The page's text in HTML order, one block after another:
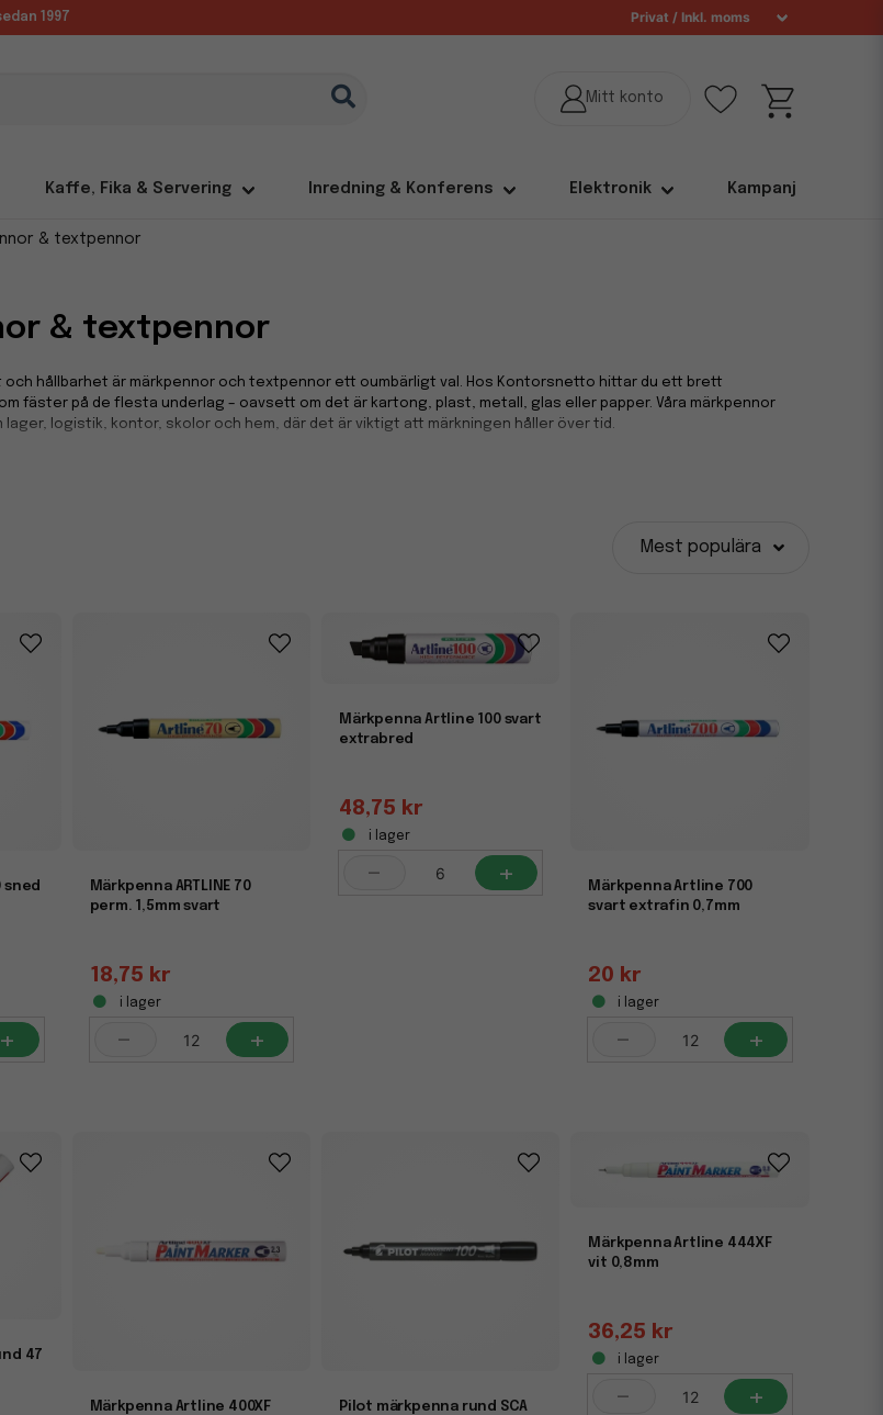
1997
Kaffe, Fika & Servering Inredning & Konferens Elektronik Kampanj
& textpennor
& textpennor
och hållbarhet är märkpennor och textpennor ett oumbärligt val. Hos Kontorsnetto hittar du ett brett
fäster på de flesta underlag – oavsett om det är kartong, plast, metall, glas eller papper. Våra märkpennor
lager, logistik, kontor, skolor och hem, där det är viktigt att märkningen håller över tid.
på olika ytor
som levererar hög kvalitet och lång hållbarhet.
spets är perfekta för märkning på etiketter, mappar och kontorsmaterial.
ofta där precision är viktig. Våra textpennor passar även utmärkt till skolbruk, kontorsanvändning och
Mest populära
sned
+
Märkpenna ARTLINE 70
perm. 1,5mm svart
18,75 kr
i lager
- +
Märkpenna Artline 100 svart
extrabred
48,75 kr
i lager
- +
Märkpenna Artline 700
svart extrafin 0,7mm
20 kr
i lager
- +
47
Märkpenna Artline 400XF
Pilot märkpenna rund SCA
Märkpenna Artline 444XF
vit 0,8mm
36,25 kr
i lager
- +